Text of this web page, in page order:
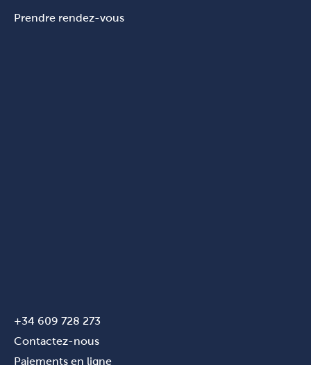
Prendre rendez-vous
+34 609 728 273
Contactez-nous
Paiements en ligne